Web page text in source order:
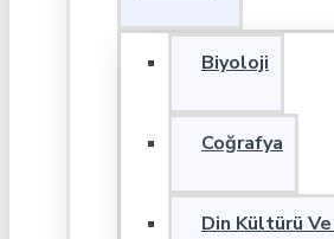
Biyoloji
Coğrafya
Din Kültürü